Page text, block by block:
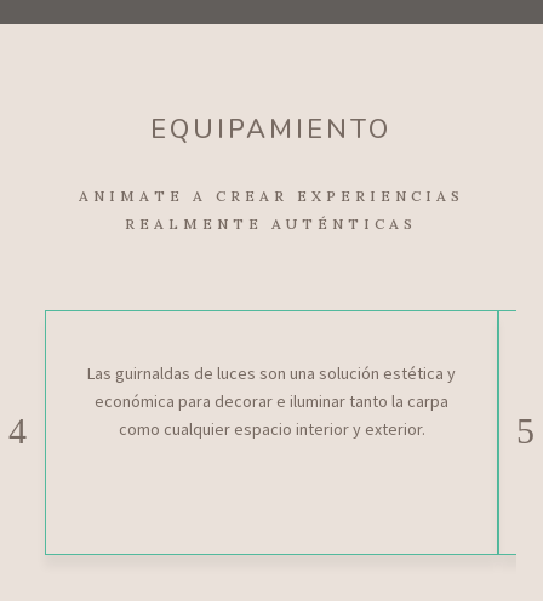
EQUIPAMIENTO
ANIMATE A CREAR EXPERIENCIAS
REALMENTE AUTÉNTICAS
ILUMINACIÓN
Las guirnaldas de luces son una solución estética y
económica para decorar e iluminar tanto la carpa
como cualquier espacio interior y exterior.